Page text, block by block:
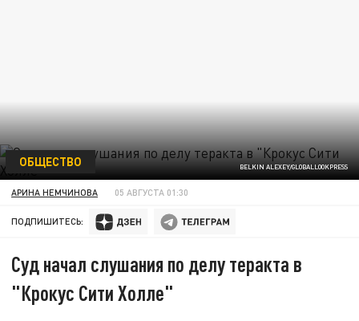
BELKIN ALEXEY/GLOBALLOOKPRESS
ОБЩЕСТВО
АРИНА НЕМЧИНОВА 05 АВГУСТА 01:30
ПОДПИШИТЕСЬ:
Суд начал слушания по делу теракта в
"Крокус Сити Холле"